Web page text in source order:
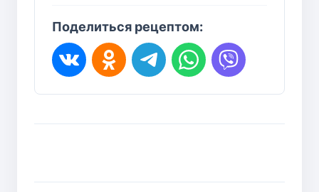
Поделиться рецептом: